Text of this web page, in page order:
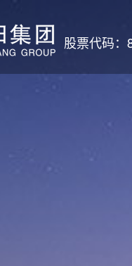
股票代码：